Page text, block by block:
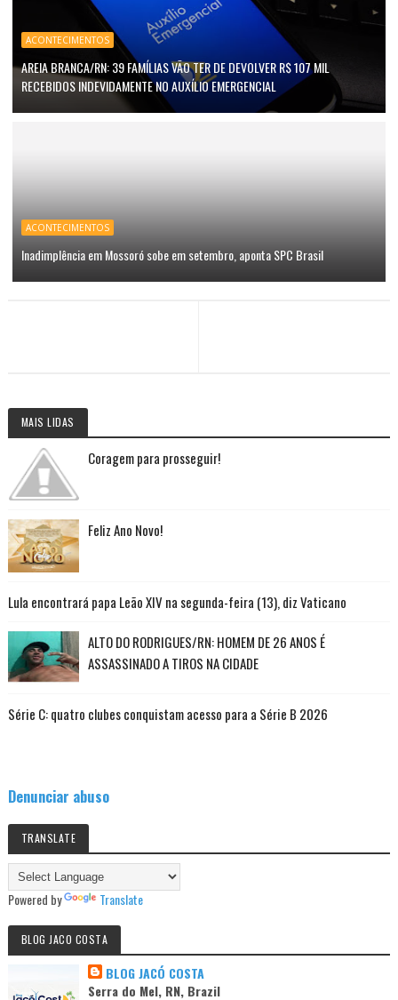
ACONTECIMENTOS
AREIA BRANCA/RN: 39 FAMÍLIAS VÃO TER DE DEVOLVER R$ 107 MIL
RECEBIDOS INDEVIDAMENTE NO AUXÍLIO EMERGENCIAL
ACONTECIMENTOS
Inadimplência em Mossoró sobe em setembro, aponta SPC Brasil
MAIS LIDAS
Coragem para prosseguir!
Feliz Ano Novo!
Lula encontrará papa Leão XIV na segunda-feira (13), diz Vaticano
ALTO DO RODRIGUES/RN: HOMEM DE 26 ANOS É
ASSASSINADO A TIROS NA CIDADE
Série C: quatro clubes conquistam acesso para a Série B 2026
Denunciar abuso
TRANSLATE
Powered by Translate
BLOG JACO COSTA
BLOG JACÓ COSTA
Serra do Mel, RN, Brazil